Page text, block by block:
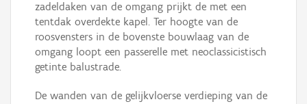
zadeldaken van de omgang prijkt de met een
tentdak overdekte kapel. Ter hoogte van de
roosvensters in de bovenste bouwlaag van de
omgang loopt een passerelle met neoclassicistisch
getinte balustrade.
De wanden van de gelijkvloerse verdieping van de